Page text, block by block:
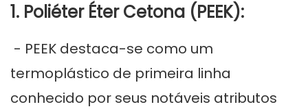
1. Poliéter Éter Cetona (PEEK):
- PEEK destaca-se como um
termoplástico de primeira linha
conhecido por seus notáveis ​​atributos